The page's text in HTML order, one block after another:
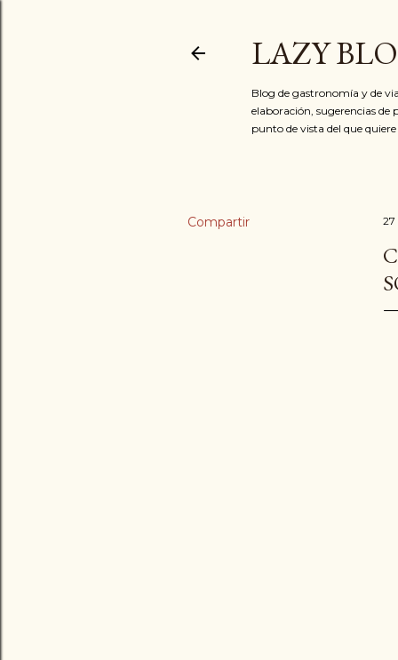
LAZY
Blog de gastronomía y de
elaboración, sugerencias de
punto de vista del que
Compartir